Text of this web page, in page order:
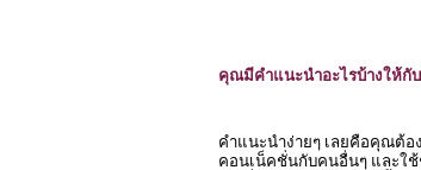
คุณมีคำแนะนำอะไรบ้างให้กั
คำแนะนำง่ายๆ เลยคือคุณต้
คอนเน็คชั่นกับคนอื่นๆ และใ